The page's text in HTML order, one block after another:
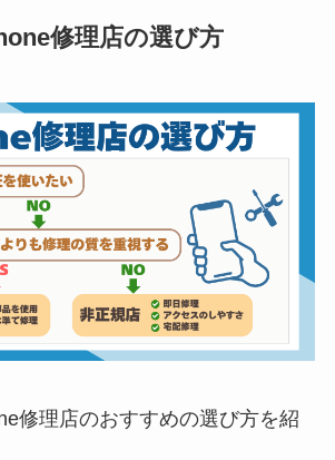
修理店の選び方
修理店のおすすめの選び方を紹